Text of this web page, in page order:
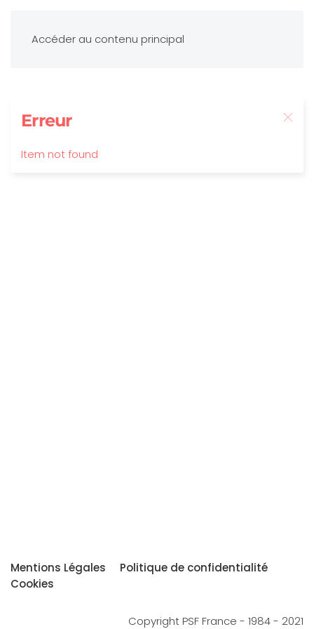
Accéder au contenu principal
Erreur
Item not found
Mentions Légales
Politique de confidentialité
Cookies
Copyright PSF France - 1984 - 2021